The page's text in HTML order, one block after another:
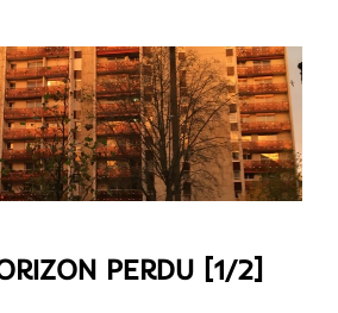
PERDU [1/2]